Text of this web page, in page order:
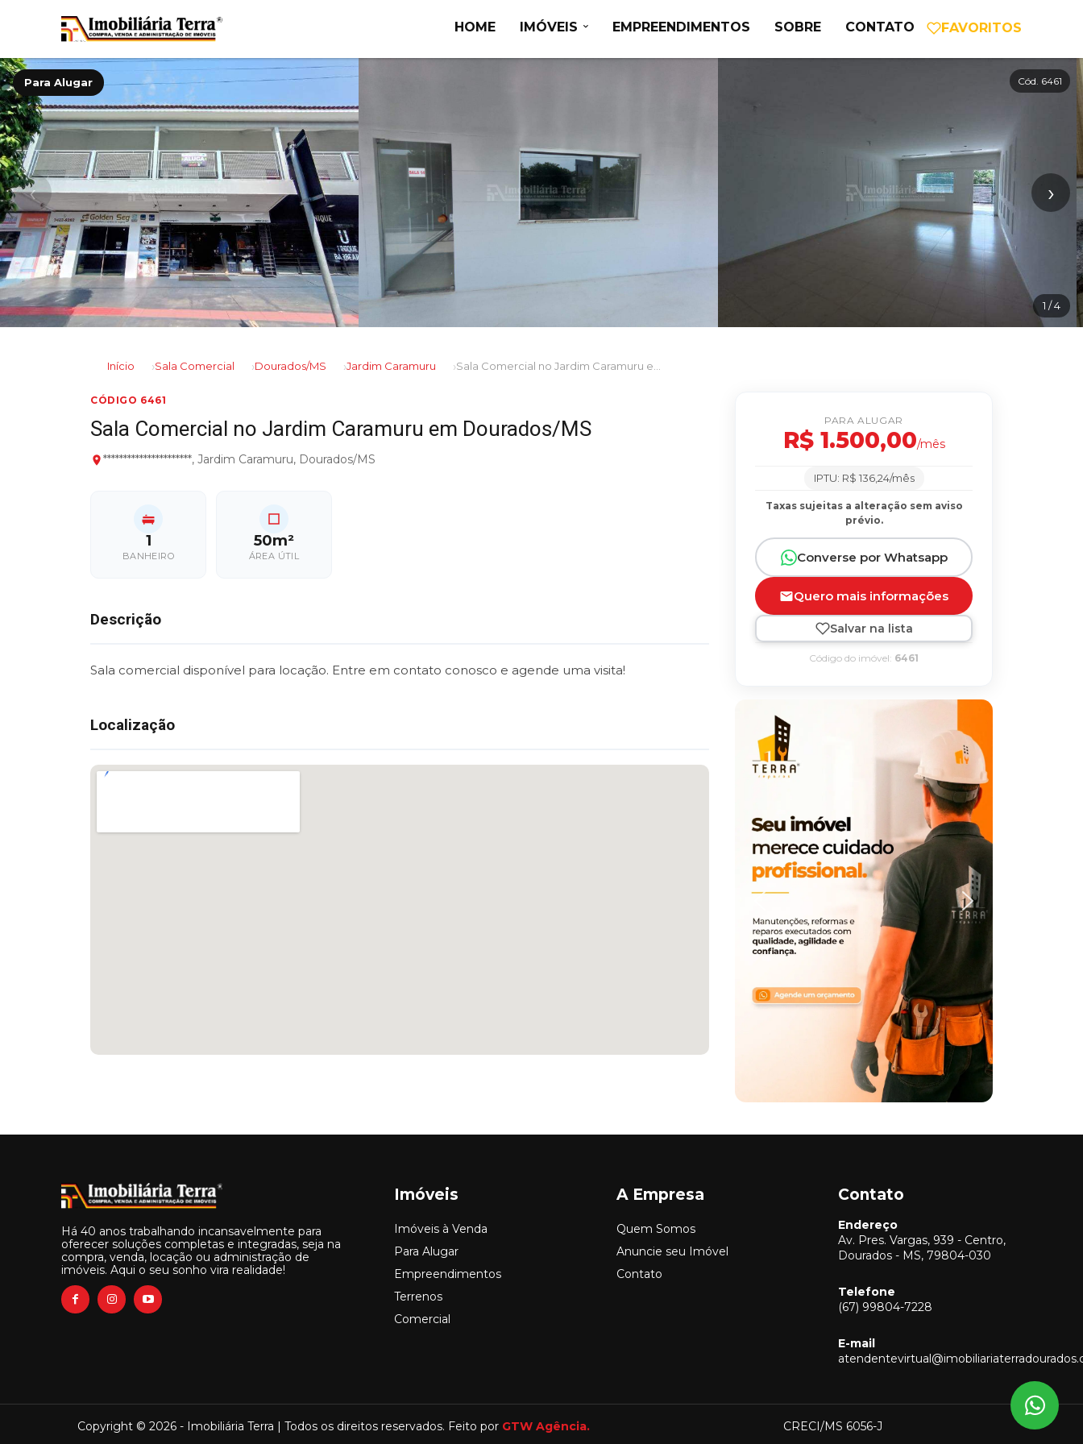
HOME IMÓVEIS EMPREENDIMENTOS SOBRE CONTATO FAVORITOS
Para Alugar Cód. 6461
‹ ›
1 / 4
Início Sala Comercial Dourados/MS Jardim Caramuru
CÓDIGO 6461
Sala Comercial no Jardim Caramuru em Dourados/MS
**********************, Jardim Caramuru, Dourados/MS
1
BANHEIRO
50m²
ÁREA ÚTIL
Descrição
Sala comercial disponível para locação. Entre em contato conosco e agende uma visita!
Localização
PARA ALUGAR
R$ 1.500,00/mês
IPTU: R$ 136,24/mês
Taxas sujeitas a alteração sem aviso
prévio.
Converse por Whatsapp
Quero mais informações
Salvar na lista
Código do imóvel: 6461
Há 40 anos trabalhando incansavelmente para
oferecer soluções completas e integradas, seja na
compra, venda, locação ou administração de
imóveis. Aqui o seu sonho vira realidade!
Imóveis
Imóveis à Venda
Para Alugar
Empreendimentos
Terrenos
Comercial
A Empresa
Quem Somos
Anuncie seu Imóvel
Contato
Contato
Endereço
Av. Pres. Vargas, 939 - Centro,
Dourados - MS, 79804-030
Telefone
(67) 99804-7228
E-mail
Copyright © 2026 - Imobiliária Terra | Todos os direitos reservados. Feito por GTW Agência. CRECI/MS 6056-J
Captação